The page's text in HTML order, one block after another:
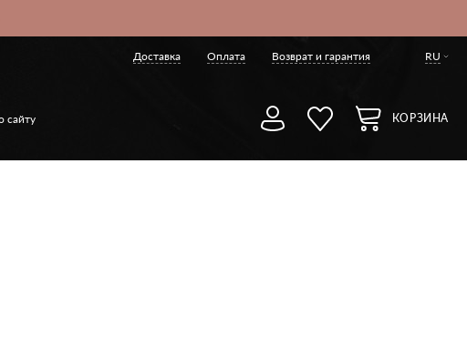
Доставка Оплата Возврат и гарантия RU
КОРЗИНА